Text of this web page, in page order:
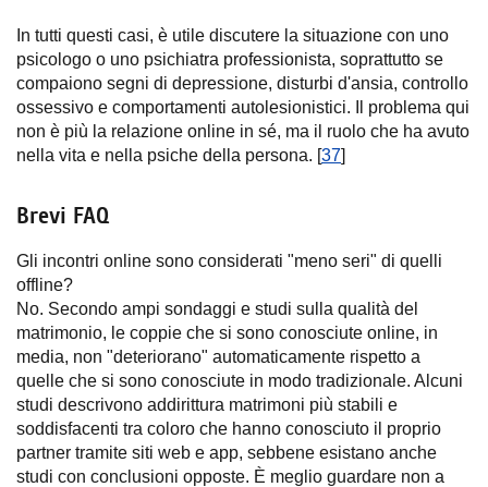
In tutti questi casi, è utile discutere la situazione con uno
psicologo o uno psichiatra professionista, soprattutto se
compaiono segni di depressione, disturbi d'ansia, controllo
ossessivo e comportamenti autolesionistici. Il problema qui
non è più la relazione online in sé, ma il ruolo che ha avuto
nella vita e nella psiche della persona. [37]
Brevi FAQ
Gli incontri online sono considerati "meno seri" di quelli
offline?
No. Secondo ampi sondaggi e studi sulla qualità del
matrimonio, le coppie che si sono conosciute online, in
media, non "deteriorano" automaticamente rispetto a
quelle che si sono conosciute in modo tradizionale. Alcuni
studi descrivono addirittura matrimoni più stabili e
soddisfacenti tra coloro che hanno conosciuto il proprio
partner tramite siti web e app, sebbene esistano anche
studi con conclusioni opposte. È meglio guardare non a